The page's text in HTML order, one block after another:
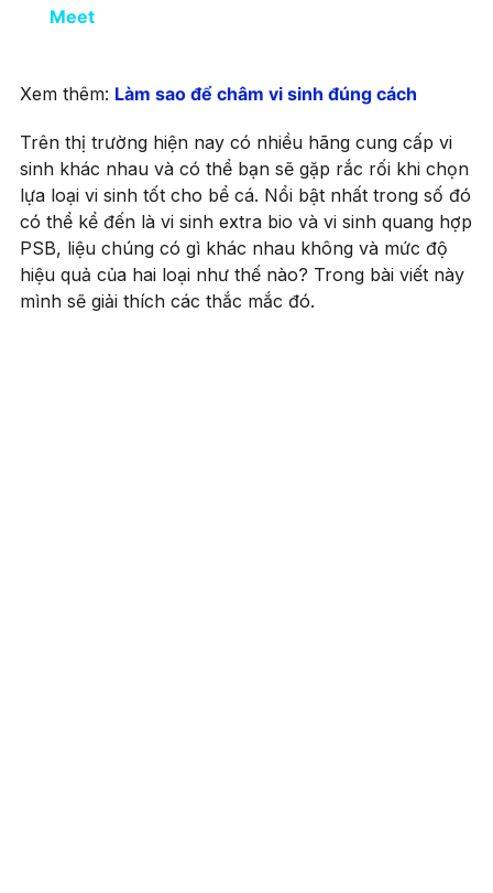
Meet
Xem thêm: Làm sao để châm vi sinh đúng cách
Trên thị trường hiện nay có nhiều hãng cung cấp vi
sinh khác nhau và có thể bạn sẽ gặp rắc rối khi chọn
lựa loại vi sinh tốt cho bể cá. Nổi bật nhất trong số đó
có thể kể đến là vi sinh extra bio và vi sinh quang hợp
PSB, liệu chúng có gì khác nhau không và mức độ
hiệu quả của hai loại như thế nào? Trong bài viết này
mình sẽ giải thích các thắc mắc đó.